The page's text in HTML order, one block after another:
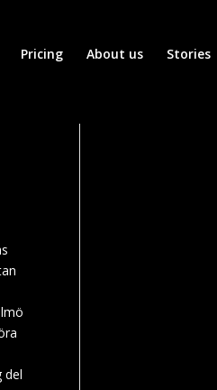
Pricing About us Stories
del